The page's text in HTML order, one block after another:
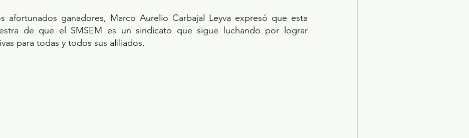
afortunados ganadores, Marco Aurelio Carbajal Leyva expresó que esta
de que el SMSEM es un sindicato que sigue luchando por lograr
para todas y todos sus afiliados.